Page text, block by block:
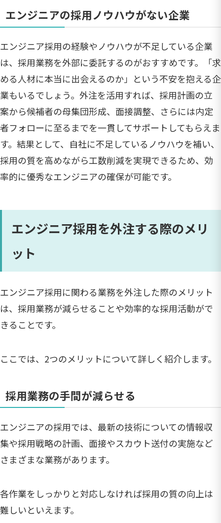
エンジニアの採用ノウハウがない企業
エンジニア採用の経験やノウハウが不足している企業
は、採用業務を外部に委託するのがおすすめです。「求
める人材に本当に出会えるのか」という不安を抱える企
業もいるでしょう。外注を活用すれば、採用計画の立
案から候補者の母集団形成、面接調整、さらには内定
者フォローに至るまでを一貫してサポートしてもらえま
す。結果として、自社に不足しているノウハウを補い、
採用の質を高めながら工数削減を実現できるため、効
率的に優秀なエンジニアの確保が可能です。
エンジニア採用を外注する際のメリ
ット
エンジニア採用に関わる業務を外注した際のメリット
は、採用業務が減らせることや効率的な採用活動がで
きることです。
ここでは、2つのメリットについて詳しく紹介します。
採用業務の手間が減らせる
エンジニアの採用では、最新の技術についての情報収
集や採用戦略の計画、面接やスカウト送付の実施など
さまざまな業務があります。
各作業をしっかりと対応しなければ採用の質の向上は
難しいといえます。